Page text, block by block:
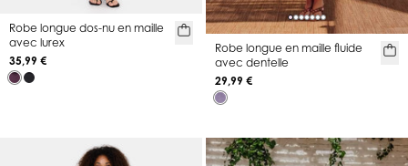
Robe longue dos-nu en maille
avec lurex
35,99 €
Robe longue en maille fluide
avec dentelle
29,99 €